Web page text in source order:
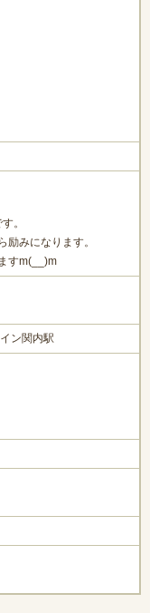
。
励みになります。
すm(__)m
ン関内駅